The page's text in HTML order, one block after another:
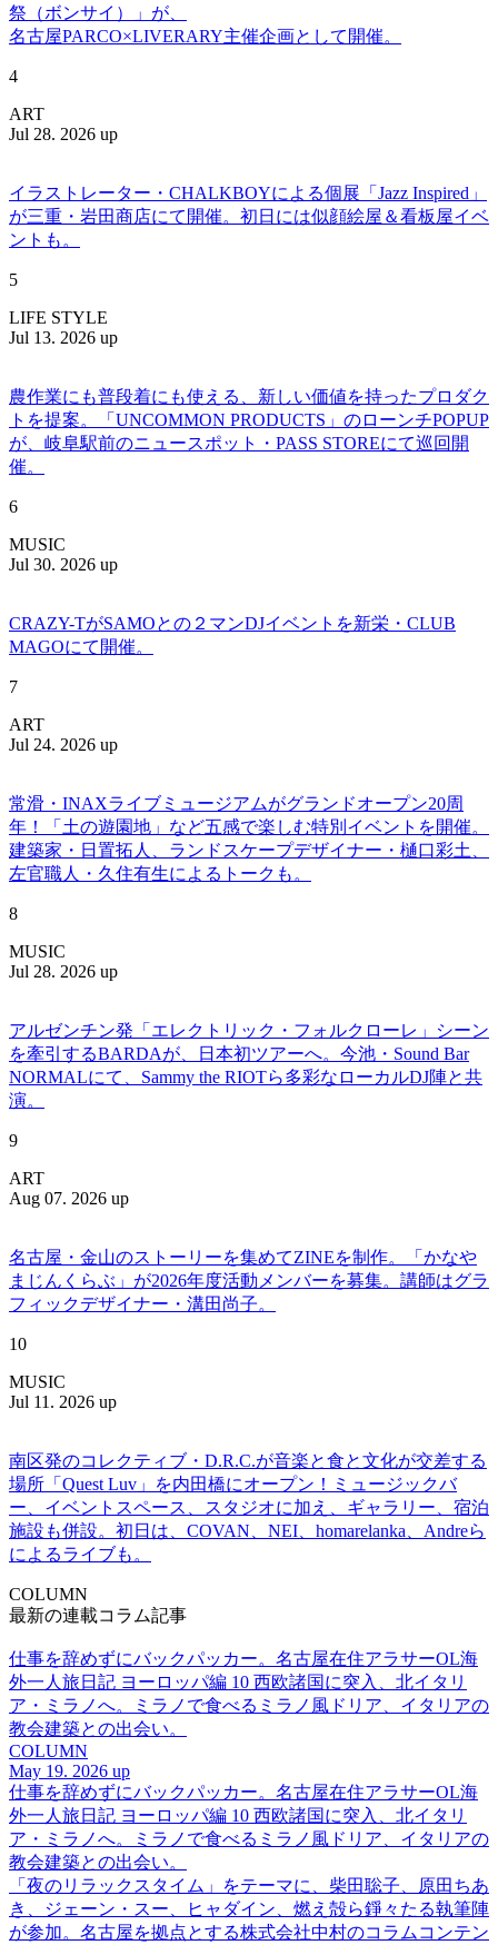
祭（ボンサイ）」が、
名古屋PARCO×LIVERARY主催企画として開催。
4
ART
Jul 28. 2026 up
イラストレーター・CHALKBOYによる個展「Jazz Inspired」
が三重・岩田商店にて開催。初日には似顔絵屋＆看板屋イベ
ントも。
5
LIFE STYLE
Jul 13. 2026 up
農作業にも普段着にも使える、新しい価値を持ったプロダク
トを提案。「UNCOMMON PRODUCTS」のローンチPOPUP
が、岐阜駅前のニュースポット・PASS STOREにて巡回開
催。
6
MUSIC
Jul 30. 2026 up
CRAZY-TがSAMOとの２マンDJイベントを新栄・CLUB
MAGOにて開催。
7
ART
Jul 24. 2026 up
常滑・INAXライブミュージアムがグランドオープン20周
年！「土の遊園地」など五感で楽しむ特別イベントを開催。
建築家・日置拓人、ランドスケープデザイナー・樋口彩土、
左官職人・久住有生によるトークも。
8
MUSIC
Jul 28. 2026 up
アルゼンチン発「エレクトリック・フォルクローレ」シーン
を牽引するBARDAが、日本初ツアーへ。今池・Sound Bar
NORMALにて、Sammy the RIOTら多彩なローカルDJ陣と共
演。
9
ART
Aug 07. 2026 up
名古屋・金山のストーリーを集めてZINEを制作。「かなや
まじんくらぶ」が2026年度活動メンバーを募集。講師はグラ
フィックデザイナー・溝田尚子。
10
MUSIC
Jul 11. 2026 up
南区発のコレクティブ・D.R.C.が⾳楽と⾷と⽂化が交差する
場所「Quest Luv」を内田橋にオープン！ミュージックバ
ー、イベントスペース、スタジオに加え、ギャラリー、宿泊
施設も併設。初日は、COVAN、NEI、homarelanka、Andreら
によるライブも。
COLUMN
最新の連載コラム記事
仕事を辞めずにバックパッカー。名古屋在住アラサーOL海
外一人旅日記 ヨーロッパ編 10 西欧諸国に突入、北イタリ
ア・ミラノへ。ミラノで食べるミラノ風ドリア、イタリアの
教会建築との出会い。
COLUMN
May 19. 2026 up
仕事を辞めずにバックパッカー。名古屋在住アラサーOL海
外一人旅日記 ヨーロッパ編 10 西欧諸国に突入、北イタリ
ア・ミラノへ。ミラノで食べるミラノ風ドリア、イタリアの
教会建築との出会い。
「夜のリラックスタイム」をテーマに、柴田聡子、原田ちあ
き、ジェーン・スー、ヒャダイン、燃え殻ら錚々たる執筆陣
が参加。名古屋を拠点とする株式会社中村のコラムコンテン